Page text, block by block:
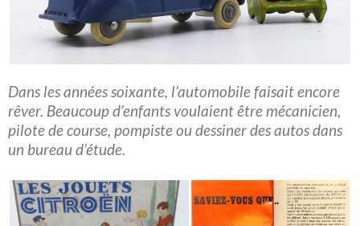
Dans les années soixante, l’automobile faisait encore
rêver. Beaucoup d’enfants voulaient être mécanicien,
pilote de course, pompiste ou dessiner des autos dans
un bureau d’étude.